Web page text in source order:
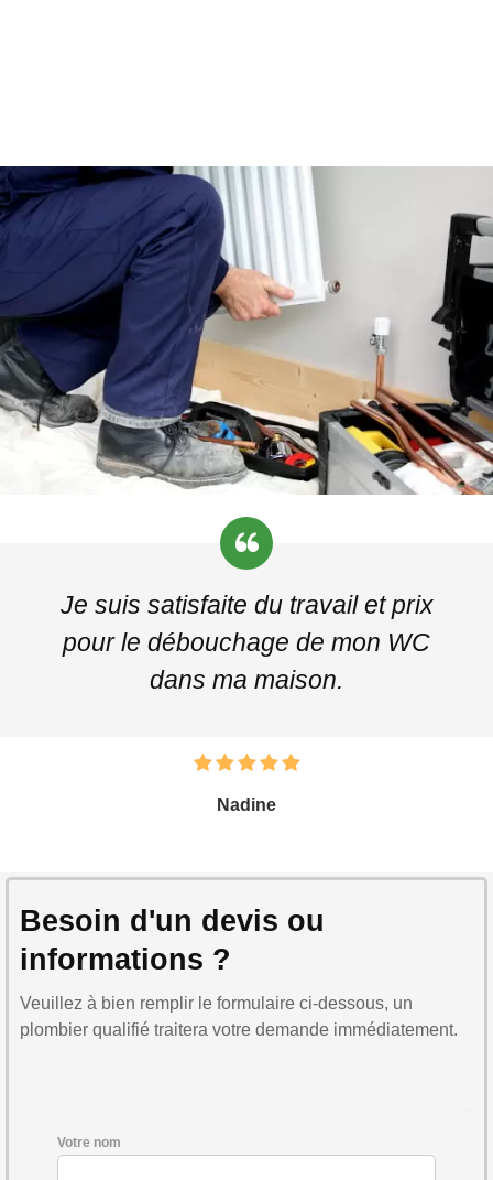
Je suis satisfaite du travail et prix
pour le débouchage de mon WC
dans ma maison.
Nadine
Besoin d'un devis ou
informations ?
Veuillez à bien remplir le formulaire ci-dessous, un
plombier qualifié traitera votre demande immédiatement.
Votre nom